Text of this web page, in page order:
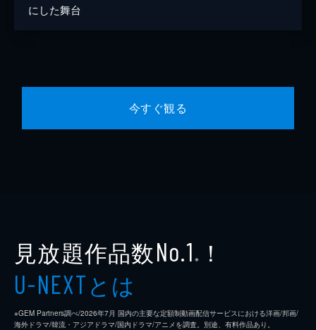
にした舞台
今すぐ観る
見放題作品数No.1 ※ ！
U-NEXTとは
※GEM Partners調べ/2026年7⽉ 国内の主要な定額制動画配信サービスにおける洋画/邦画/
海外ドラマ/韓流・アジアドラマ/国内ドラマ/アニメを調査。別途、有料作品あり。